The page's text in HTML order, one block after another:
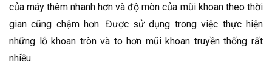
của máy thêm nhanh hơn và độ mòn của mũi khoan theo thời
gian cũng chậm hơn. Được sử dụng trong việc thực hiện
những lỗ khoan tròn và to hơn mũi khoan truyền thống rất
nhiều.